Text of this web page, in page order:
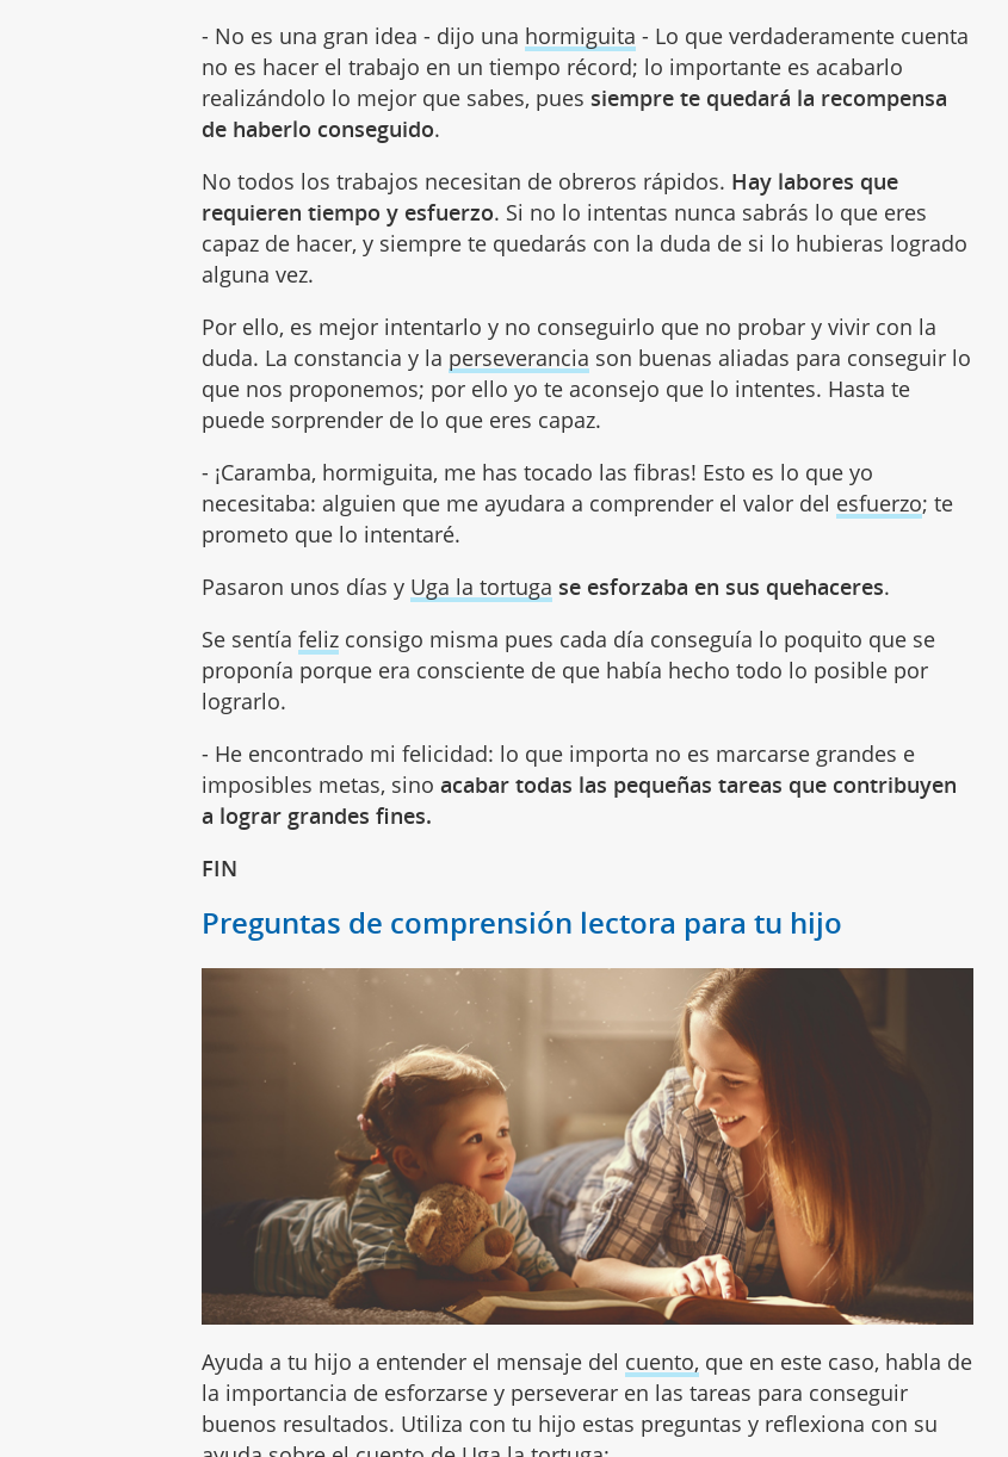
- No es una gran idea - dijo una hormiguita - Lo que verdaderamente cuenta
no es hacer el trabajo en un tiempo récord; lo importante es acabarlo
realizándolo lo mejor que sabes, puessiempre te quedará la recompensa
de haberlo conseguido.
No todos los trabajos necesitan de obreros rápidos. Hay labores que
requieren tiempo y esfuerzo. Si no lo intentas nunca sabrás lo que eres
capaz de hacer, y siempre te quedarás con la duda de si lo hubieras logrado
alguna vez.
Por ello, es mejor intentarlo y no conseguirlo que no probar y vivir con la
duda. La constancia y la perseverancia son buenas aliadas para conseguir lo
que nos proponemos; por ello yo te aconsejo que lo intentes. Hasta te
puede sorprender de lo que eres capaz.
- ¡Caramba, hormiguita, me has tocado las fibras! Esto es lo que yo
necesitaba: alguien que me ayudara a comprender el valor del esfuerzo; te
prometo que lo intentaré.
Pasaron unos días y Uga la tortuga se esforzaba en sus quehaceres.
Se sentíafeliz consigo misma pues cada día conseguía lo poquito que se
proponía porque era consciente de que había hecho todo lo posible por
lograrlo.
- He encontrado mi felicidad: lo que importa no es marcarse grandes e
imposibles metas, sinoacabar todas las pequeñas tareas que contribuyen
a lograr grandes fines.
FIN
Preguntas de comprensión lectora para tu hijo
Ayuda a tu hijo a entender el mensaje del cuento, que en este caso, habla de
la importancia de esforzarse y perseverar en las tareas para conseguir
buenos resultados. Utiliza con tu hijo estas preguntas y reflexiona con su